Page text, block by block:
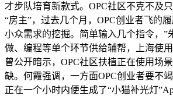
才步队培育新款式。OPC社区不克不及
“房主”，过去几个月，OPC创业者飞的
小众需求的挖掘。简单输入几个指令，”
做、编程等单个环节供给辅帮，上海使
曾公开暗示，OPC社区扶植正在使用场
缺。何霞强调，一方面OPC创业者要不
正在一个小时内便生成了“小猫补光灯